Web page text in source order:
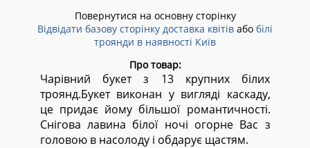
Повернутися на основну сторінку
Відвідати базову сторінку доставка квітів або білі
троянди в наявності Київ
Про товар:
Чарівний букет з 13 крупних білих
троянд.Букет виконан у вигляді каскаду,
це придає йому більшої романтичності.
Снігова лавина білої ночі огорне Вас з
головою в насолоду і обдарує щастям.